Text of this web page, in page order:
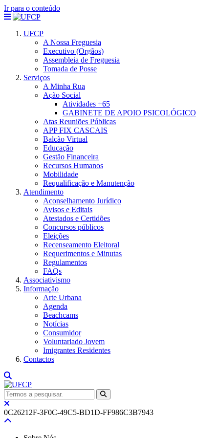
Ir para o conteúdo
UFCP
A Nossa Freguesia
Executivo (Orgãos)
Assembleia de Freguesia
Tomada de Posse
Serviços
A Minha Rua
Ação Social
Atividades +65
GABINETE DE APOIO PSICOLÓGICO
Atas Reuniões Públicas
APP FIX CASCAIS
Balcão Virtual
Educação
Gestão Financeira
Recursos Humanos
Mobilidade
Requalificação e Manutenção
Atendimento
Aconselhamento Jurídico
Avisos e Editais
Atestados e Certidões
Concursos públicos
Eleições
Recenseamento Eleitoral
Requerimentos e Minutas
Regulamentos
FAQs
Associativismo
Informação
Arte Urbana
Agenda
Beachcams
Notícias
Consumidor
Voluntariado Jovem
Imigrantes Residentes
Contactos
0C26212F-3F0C-49C5-BD1D-FF986C3B7943